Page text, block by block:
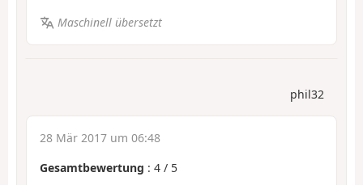
Maschinell übersetzt
phil32
28 Mär 2017 um 06:48
Gesamtbewertung : 4 / 5